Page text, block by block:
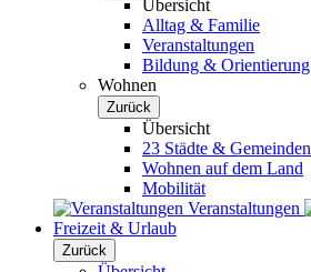
Übersicht
Alltag & Familie
Veranstaltungen
Bildung & Orientierung
Wohnen
Zurück
Übersicht
23 Städte & Gemeinden
Wohnen auf dem Land
Mobilität
Veranstaltungen
Freizeit & Urlaub
Zurück